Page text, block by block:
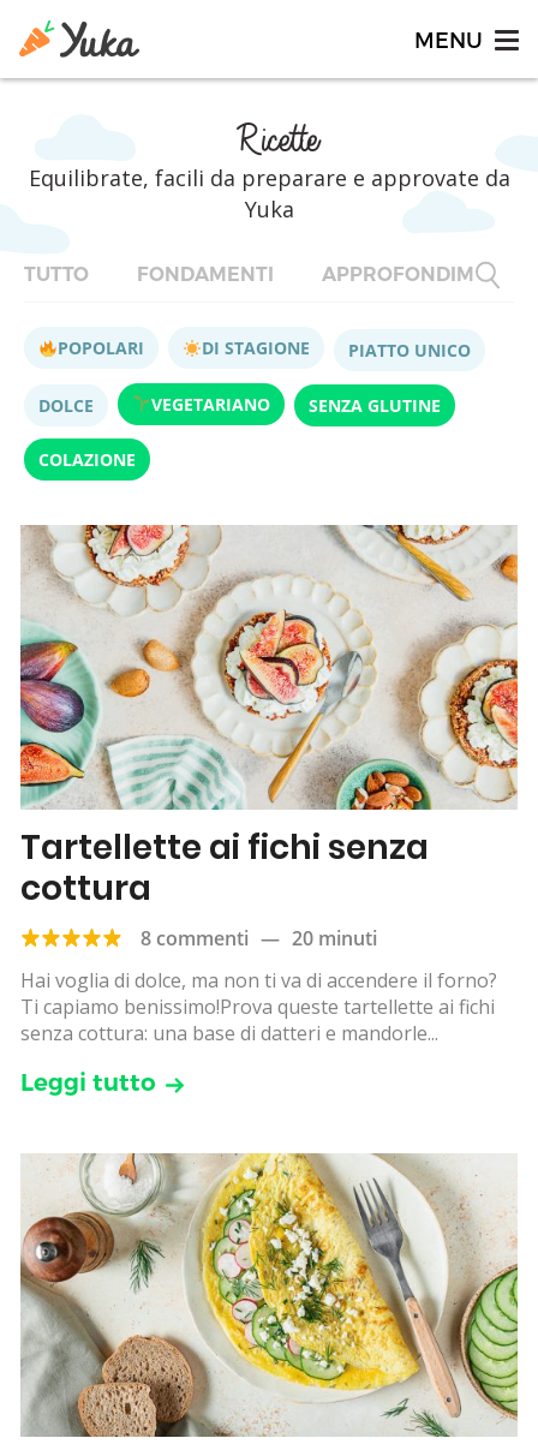
Ricette
Equilibrate, facili da preparare e approvate da
Yuka
TUTTO FONDAMENTI APPROFONDIMENTI
POPOLARI DI STAGIONE PIATTO UNICO
DOLCE VEGETARIANO SENZA GLUTINE
COLAZIONE
Tartellette ai fichi senza
cottura
8 commenti — 20 minuti
Hai voglia di dolce, ma non ti va di accendere il forno?
Ti capiamo benissimo!Prova queste tartellette ai fichi
senza cottura: una base di datteri e mandorle...
Leggi tutto